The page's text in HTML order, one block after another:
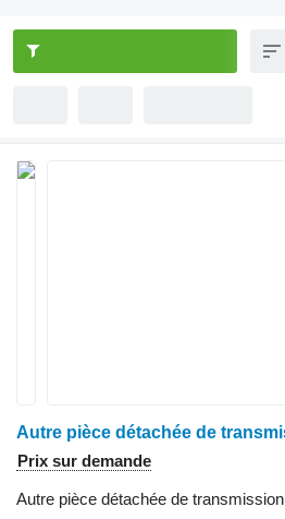
Prix sur demande
Autre pièce détachée de transmission